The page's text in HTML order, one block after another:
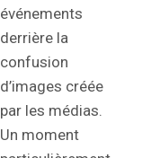
événements
derrière la
confusion
d’images créée
par les médias.
Un moment